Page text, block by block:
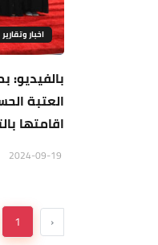
اخبار وتقارير
العتبة
اقامتها
‹
1